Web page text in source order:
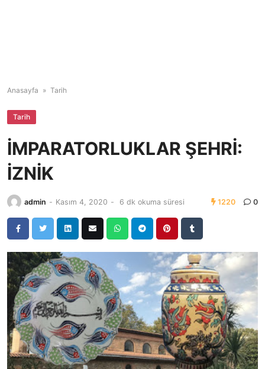
Anasayfa » Tarih
Tarih
İMPARATORLUKLAR ŞEHRİ:
İZNİK
admin - Kasım 4, 2020 - 6 dk okuma süresi 1220 0